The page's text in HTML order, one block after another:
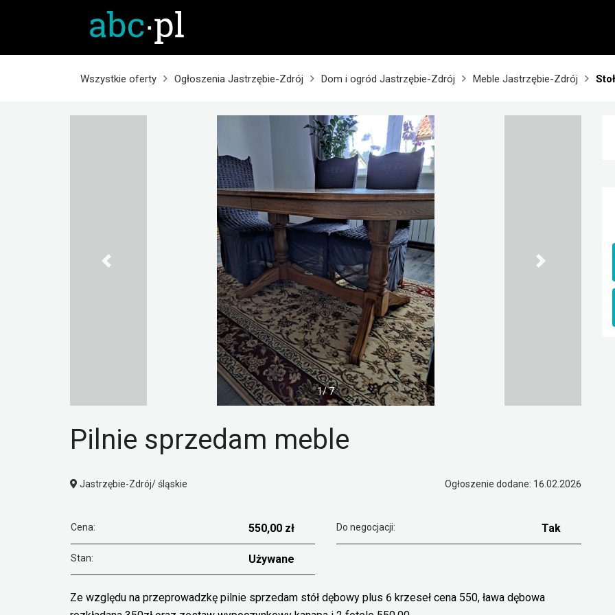
Wszystkie oferty Ogłoszenia Jastrzębie-Zdrój Dom i ogród Jastrzębie-Zdrój Meble Jastrzębie-Zdrój
1/ 7
Pilnie sprzedam meble
Jastrzębie-Zdrój/ śląskie Ogłoszenie dodane: 16.02.2026
Cena: 550,00 zł Do negocjacji: Tak
Stan: Używane
Ze względu na przeprowadzkę pilnie sprzedam stół dębowy plus 6 krzeseł cena 550, ława dębowa